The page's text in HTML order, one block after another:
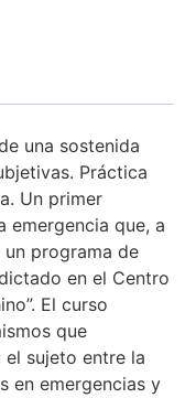
una sostenida
Práctica
Un primer
emergencia que, a
programa de
en el Centro
El curso
que
sujeto entre la
en emergencias y